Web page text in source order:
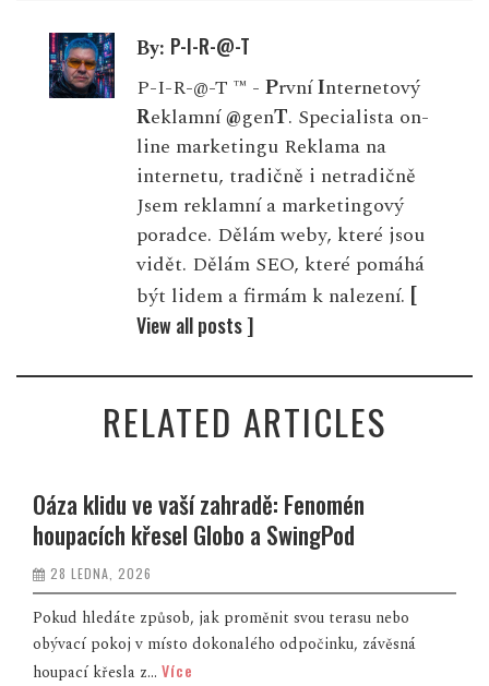
By: P-I-R-@-T
P-I-R-@-T ™ - PrvníInternetový
Reklamní@genT. Specialista on-
line marketingu Reklama na
internetu, tradičně i netradičně
Jsem reklamní a marketingový
poradce. Dělám weby, které jsou
vidět. Dělám SEO, které pomáhá
být lidem a firmám k nalezení. [
View all posts ]
RELATED ARTICLES
Oáza klidu ve vaší zahradě: Fenomén
houpacích křesel Globo a SwingPod
28 LEDNA, 2026
Pokud hledáte způsob, jak proměnit svou terasu nebo
obývací pokoj v místo dokonalého odpočinku, závěsná
houpací křesla z... Více